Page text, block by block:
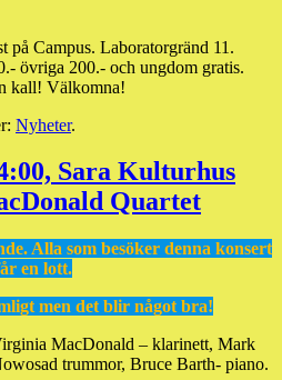
på Campus. Laboratorgränd 11.
övriga 200.- och ungdom gratis.
kall! Välkomna!
Nyheter.
Sara Kulturhus
Quartet
Alla som besöker denna konsert
en lott.
men det blir något bra!
MacDonald – klarinett, Mark
trummor, Bruce Barth- piano.